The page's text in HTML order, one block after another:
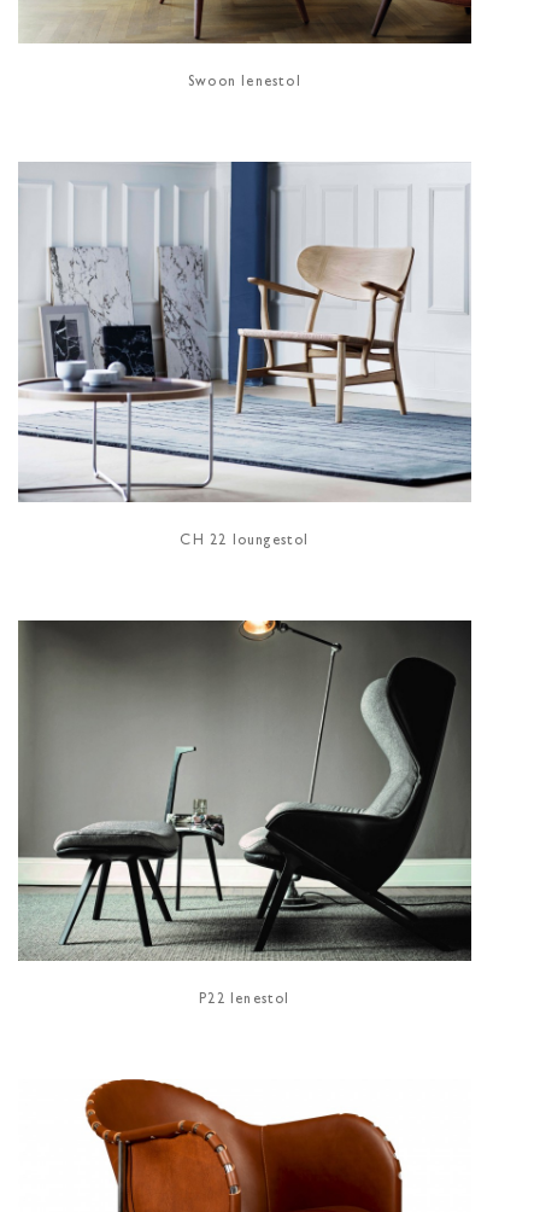
Swoon lenestol
CH 22 loungestol
P22 lenestol